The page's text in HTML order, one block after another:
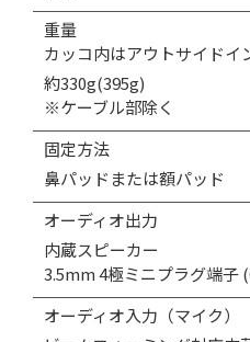
重量
カッコ内はアウトサイドイ
約330g(395g)
※ケーブル部除く
固定方法
鼻パッドまたは額パッド
オーディオ出力
内蔵スピーカー
3.5mm 4極ミニプラグ端子
オーディオ入力（マイク）